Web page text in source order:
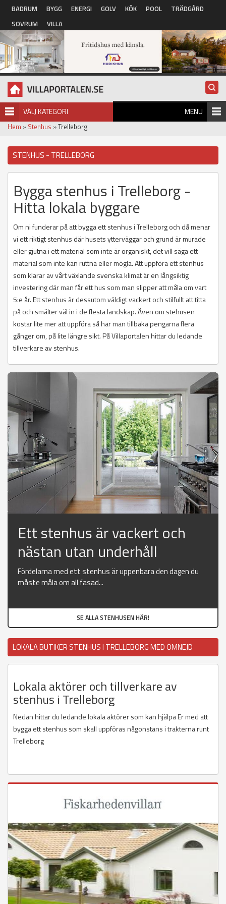
Hoppa till huvudinnehåll
BADRUM BYGG ENERGI GOLV KÖK POOL
TRÄDGÅRD
SOVRUM
VILLA
VÄLJ KATEGORI MENU
Hem » Stenhus » Trelleborg
STENHUS - TRELLEBORG
Bygga stenhus i Trelleborg -
Hitta lokala byggare
Om ni funderar på att bygga ett stenhus i Trelleborg och då menar
vi ett riktigt stenhus där husets ytterväggar och grund är murade
eller gjutna i ett material som inte är organiskt, det vill säga ett
material som inte kan ruttna eller mögla. Att uppföra ett stenhus
som klarar av vårt växlande svenska klimat är en långsiktig
investering där man får ett hus som man slipper att måla om vart
5:e år. Ett stenhus är dessutom väldigt vackert och stilfullt att titta
på och smälter väl in i de flesta landskap. Även om stehusen
kostar lite mer att uppföra så har man tillbaka pengarna flera
gånger om, på lite längre sikt. På Villaportalen hittar du ledande
tillverkare av stenhus.
Ett stenhus är vackert och
nästan utan underhåll
Fördelarna med ett stenhus är uppenbara den dagen du
måste måla om all fasad...
SE ALLA STENHUSEN HÄR!
LOKALA BUTIKER STENHUS I TRELLEBORG MED OMNEJD
Lokala aktörer och tillverkare av
stenhus i Trelleborg
Nedan hittar du ledande lokala aktörer som kan hjälpa Er med att
bygga ett stenhus som skall uppföras någonstans i trakterna runt
Trelleborg